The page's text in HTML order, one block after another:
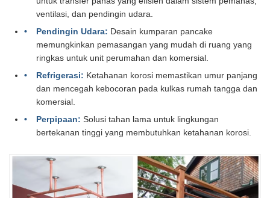
ventilasi, dan pendingin udara.
Pendingin Udara: Desain kumparan pancake
memungkinkan pemasangan yang mudah di ruang yang
ringkas untuk unit perumahan dan komersial.
Refrigerasi: Ketahanan korosi memastikan umur panjang
dan mencegah kebocoran pada kulkas rumah tangga dan
komersial.
Perpipaan: Solusi tahan lama untuk lingkungan
bertekanan tinggi yang membutuhkan ketahanan korosi.